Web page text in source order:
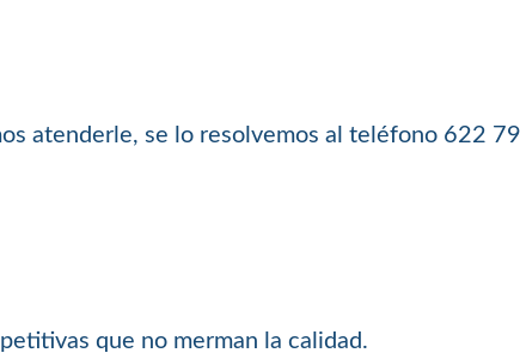
atenderle, se lo resolvemos al teléfono 622
que no merman la calidad.